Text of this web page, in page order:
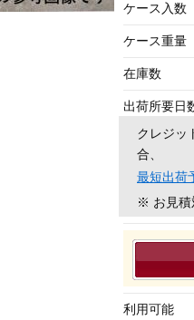
ケース入数
ケース重量
在庫数
出荷所要日
クレジッ
合、
最短出荷
※ お見積
利用可能